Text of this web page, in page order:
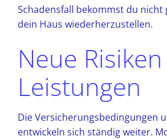
Schadensfall bekommst du nicht
dein Haus wiederherzustellen.
Neue
Leistungen
Die Versicherungsbedingungen
entwickeln sich ständig weiter.